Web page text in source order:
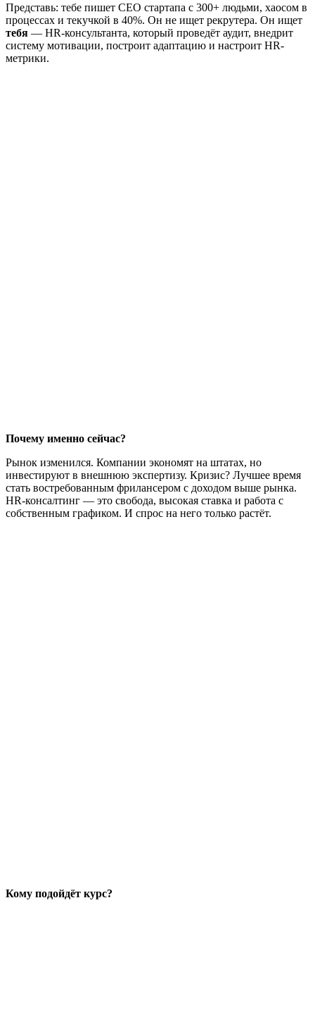
Представь: тебе пишет СЕО стартапа с 300+ людьми, хаосом в
процессах и текучкой в 40%. Он не ищет рекрутера. Он ищет
тебя — HR-консультанта, который проведёт аудит, внедрит
систему мотивации, построит адаптацию и настроит HR-
метрики.
Почему именно сейчас?
Рынок изменился. Компании экономят на штатах, но
инвестируют в внешнюю экспертизу. Кризис? Лучшее время
стать востребованным фрилансером с доходом выше рынка.
HR-консалтинг — это свобода, высокая ставка и работа с
собственным графиком. И спрос на него только растёт.
Кому подойдёт курс?